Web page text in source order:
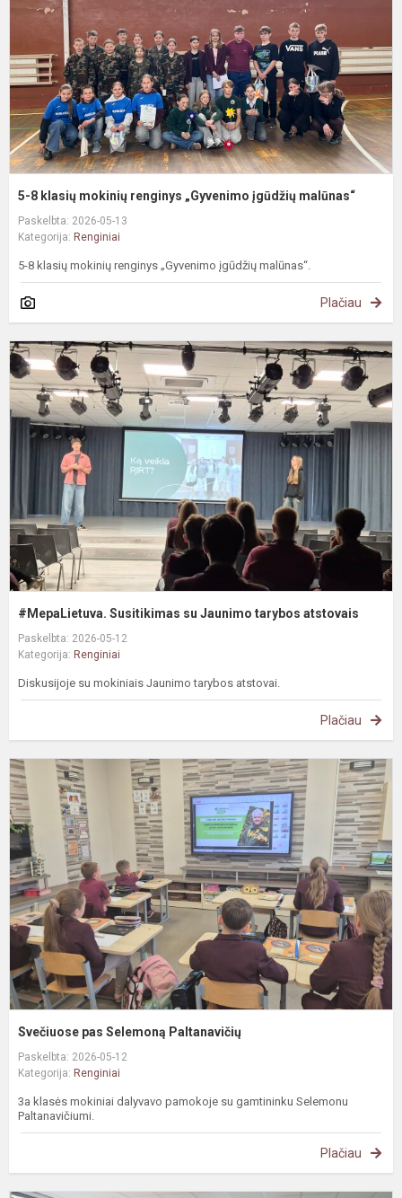
5-8 klasių mokinių renginys „Gyvenimo įgūdžių malūnas“
Paskelbta: 2026-05-13
Kategorija: Renginiai
5-8 klasių mokinių renginys „Gyvenimo įgūdžių malūnas“.
Plačiau
#MepaLietuva. Susitikimas su Jaunimo tarybos atstovais
Paskelbta: 2026-05-12
Kategorija: Renginiai
Diskusijoje su mokiniais Jaunimo tarybos atstovai.
Plačiau
Svečiuose pas Selemoną Paltanavičių
Paskelbta: 2026-05-12
Kategorija: Renginiai
3a klasės mokiniai dalyvavo pamokoje su gamtininku Selemonu
Paltanavičiumi.
Plačiau